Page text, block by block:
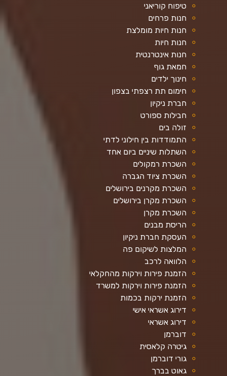
טיפוח קוריאני
חנות פרחים
חנות חיות מומלצת
חנות חיות
חנות אינטרנטית
חמאת גוף
חינוך ילדים
חימום תת רצפתי בצפון
חברת ניקיון
חבילות ספורט
זולה בים
התמודדות בין חילוני לדתי
השתלות שיניים ביום אחד
השכרת רמקולים
השכרת ציוד הגברה
השכרת מקרנים בירושלים
השכרת מקרן בירושלים
השכרת מקרן
הריסת מבנים
העסקת חברת ניקיון
המלצות לשיקום פה
הלוואה לרכב
הזמנת פירות וירקות מהחקלאי
הזמנת פירות וירקות למשרד
הזמנת ירקות בכמות
דירוג אשראי אישי
דירוג אשראי
דוברמן
גיטרה קלאסית
גורי דוברמן
גאוט בברך